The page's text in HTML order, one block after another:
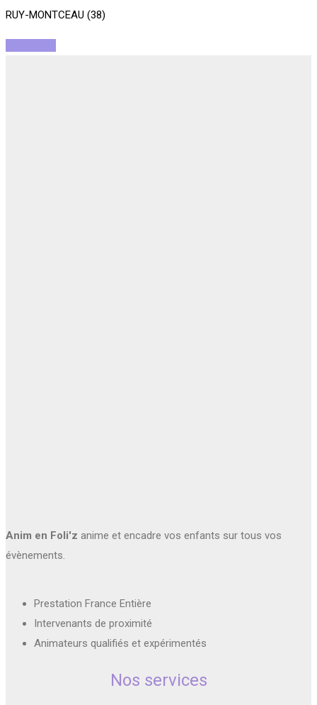
RUY-MONTCEAU (38)
Anim en Foli'z anime et encadre vos enfants sur tous vos
évènements.
Prestation France Entière
Intervenants de proximité
Animateurs qualifiés et expérimentés
Nos services